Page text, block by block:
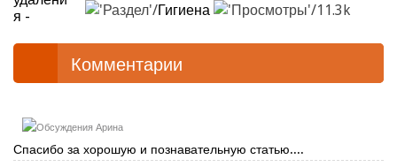
Гигиена
11.3k
Комментарии
Арина
Спасибо за хорошую и познавательную статью....